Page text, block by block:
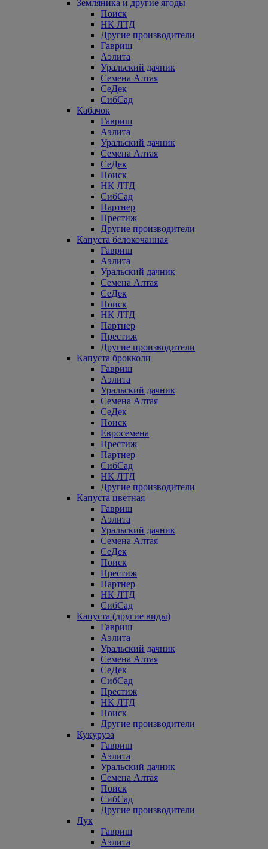
Земляника и другие ягоды
Поиск
НК ЛТД
Другие производители
Гавриш
Аэлита
Уральский дачник
Семена Алтая
СеДек
СибСад
Кабачок
Гавриш
Аэлита
Уральский дачник
Семена Алтая
СеДек
Поиск
НК ЛТД
СибСад
Партнер
Престиж
Другие производители
Капуста белокочанная
Гавриш
Аэлита
Уральский дачник
Семена Алтая
СеДек
Поиск
НК ЛТД
Партнер
Престиж
Другие производители
Капуста брокколи
Гавриш
Аэлита
Уральский дачник
Семена Алтая
СеДек
Поиск
Евросемена
Престиж
Партнер
СибСад
НК ЛТД
Другие производители
Капуста цветная
Гавриш
Аэлита
Уральский дачник
Семена Алтая
СеДек
Поиск
Престиж
Партнер
НК ЛТД
СибСад
Капуста (другие виды)
Гавриш
Аэлита
Уральский дачник
Семена Алтая
СеДек
СибСад
Престиж
НК ЛТД
Поиск
Другие производители
Кукуруза
Гавриш
Аэлита
Уральский дачник
Семена Алтая
Поиск
СибСад
Другие производители
Лук
Гавриш
Аэлита